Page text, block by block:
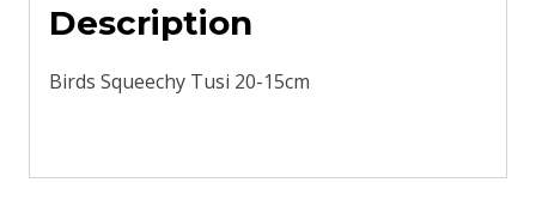
Description
Birds Squeechy Tusi 20-15cm